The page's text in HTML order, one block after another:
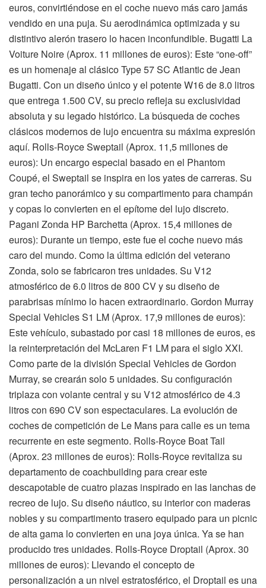
euros, convirtiéndose en el coche nuevo más caro jamás
vendido en una puja. Su aerodinámica optimizada y su
distintivo alerón trasero lo hacen inconfundible. Bugatti La
Voiture Noire (Aprox. 11 millones de euros): Este “one-off”
es un homenaje al clásico Type 57 SC Atlantic de Jean
Bugatti. Con un diseño único y el potente W16 de 8.0 litros
que entrega 1.500 CV, su precio refleja su exclusividad
absoluta y su legado histórico. La búsqueda de coches
clásicos modernos de lujo encuentra su máxima expresión
aquí. Rolls-Royce Sweptail (Aprox. 11,5 millones de
euros): Un encargo especial basado en el Phantom
Coupé, el Sweptail se inspira en los yates de carreras. Su
gran techo panorámico y su compartimento para champán
y copas lo convierten en el epítome del lujo discreto.
Pagani Zonda HP Barchetta (Aprox. 15,4 millones de
euros): Durante un tiempo, este fue el coche nuevo más
caro del mundo. Como la última edición del veterano
Zonda, solo se fabricaron tres unidades. Su V12
atmosférico de 6.0 litros de 800 CV y su diseño de
parabrisas mínimo lo hacen extraordinario. Gordon Murray
Special Vehicles S1 LM (Aprox. 17,9 millones de euros):
Este vehículo, subastado por casi 18 millones de euros, es
la reinterpretación del McLaren F1 LM para el siglo XXI.
Como parte de la división Special Vehicles de Gordon
Murray, se crearán solo 5 unidades. Su configuración
triplaza con volante central y su V12 atmosférico de 4.3
litros con 690 CV son espectaculares. La evolución de
coches de competición de Le Mans para calle es un tema
recurrente en este segmento. Rolls-Royce Boat Tail
(Aprox. 23 millones de euros): Rolls-Royce revitaliza su
departamento de coachbuilding para crear este
descapotable de cuatro plazas inspirado en las lanchas de
recreo de lujo. Su diseño náutico, su interior con maderas
nobles y su compartimento trasero equipado para un picnic
de alta gama lo convierten en una joya única. Ya se han
producido tres unidades. Rolls-Royce Droptail (Aprox. 30
millones de euros): Llevando el concepto de
personalización a un nivel estratosférico, el Droptail es una